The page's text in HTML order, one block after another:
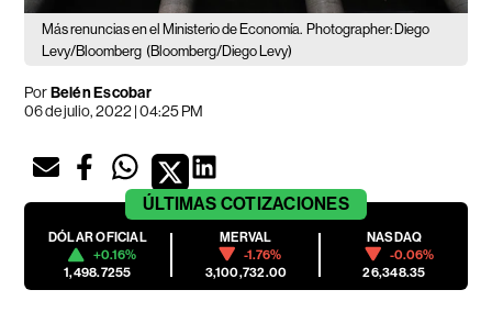
Más renuncias en el Ministerio de Economía. Photographer: Diego
Levy/Bloomberg (Bloomberg/Diego Levy)
PorBelén Escobar
06 de julio, 2022 | 04:25 PM
ÚLTIMAS COTIZACIONES
DÓLAR OFICIAL
+0.16%
1,498.7255
MERVAL
-1.76%
3,100,732.00
NASDAQ
-0.06%
26,348.35